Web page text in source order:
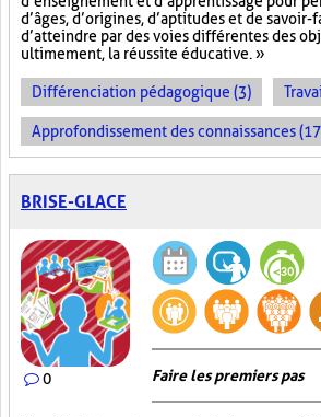
d’âges, d’origines, d’aptitudes et de
d’atteindre par des voies différentes des
ultimement, la réussite éducative. »
Différenciation pédagogique (3)
Approfondissement des connaissances
BRISE-GLACE
0 Faire les premiers pas